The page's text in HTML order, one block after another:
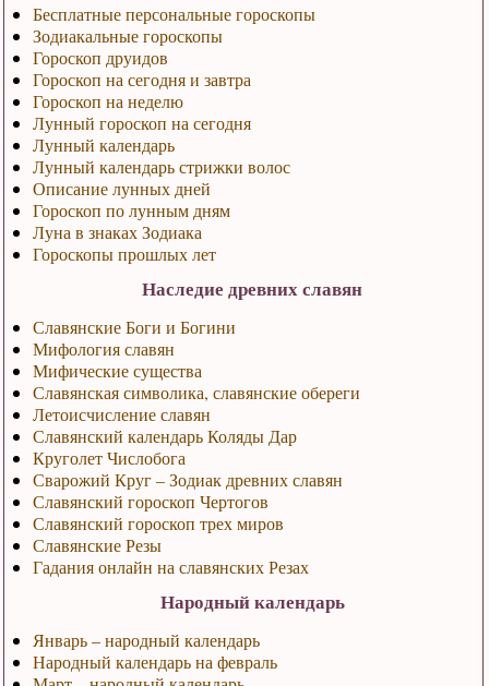
Бесплатные персональные гороскопы
Зодиакальные гороскопы
Гороскоп друидов
Гороскоп на сегодня и завтра
Гороскоп на неделю
Лунный гороскоп на сегодня
Лунный календарь
Лунный календарь стрижки волос
Описание лунных дней
Гороскоп по лунным дням
Луна в знаках Зодиака
Гороскопы прошлых лет
Наследие древних славян
Славянские Боги и Богини
Мифология славян
Мифические существа
Славянская символика, славянские обереги
Летоисчисление славян
Славянский календарь Коляды Дар
Круголет Числобога
Сварожий Круг – Зодиак древних славян
Славянский гороскоп Чертогов
Славянский гороскоп трех миров
Славянские Резы
Гадания онлайн на славянских Резах
Народный календарь
Январь – народный календарь
Народный календарь на февраль